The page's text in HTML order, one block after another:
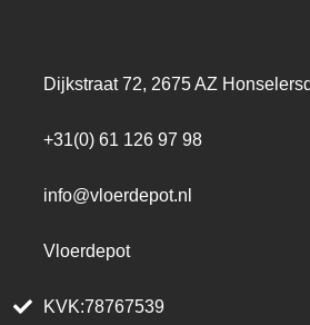
Dijkstraat 72, 2675 AZ
+31(0) 61 126 97 98
info@vloerdepot.nl
Vloerdepot
KVK:78767539